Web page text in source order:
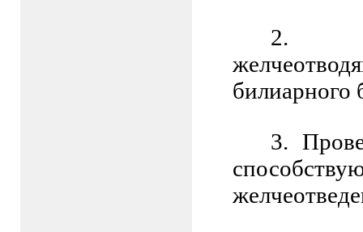
2.
билиарного
3.